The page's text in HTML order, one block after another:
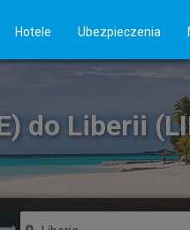
Hotele Ubezpieczenia
do Liberii